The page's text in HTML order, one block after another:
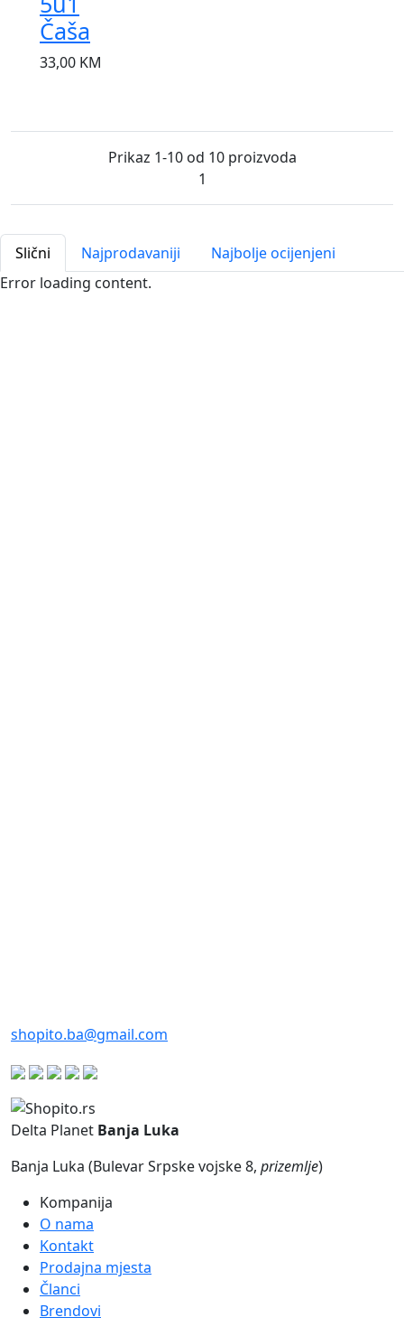
Čaša
33,00 KM
Prikaz 1-10 od 10 proizvoda
1
Slični Najprodavaniji
Najbolje ocijenjeni
Error loading content.
shopito.ba@gmail.com
Delta Planet Banja Luka
Banja Luka (Bulevar Srpske vojske 8, prizemlje)
Kompanija
O nama
Kontakt
Prodajna mjesta
Članci
Brendovi